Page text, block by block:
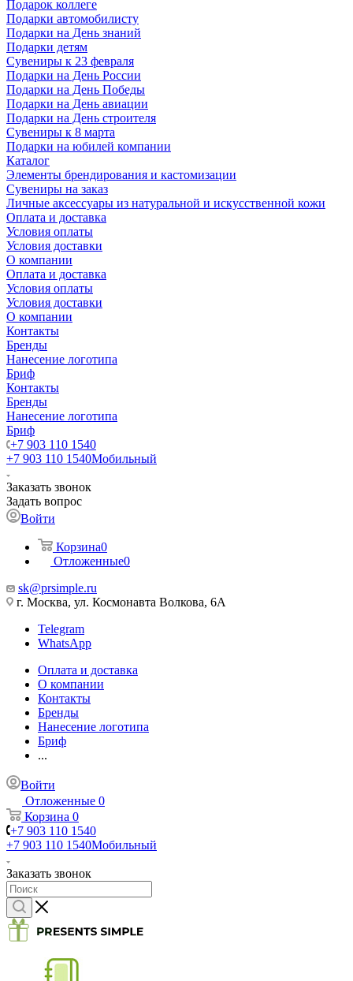
Подарок коллеге
Подарки автомобилисту
Подарки на День знаний
Подарки детям
Сувениры к 23 февраля
Подарки на День России
Подарки на День Победы
Подарки на День авиации
Подарки на День строителя
Сувениры к 8 марта
Подарки на юбилей компании
Каталог
Элементы брендирования и кастомизации
Сувениры на заказ
Личные аксессуары из натуральной и искусственной кожи
Оплата и доставка
Условия оплаты
Условия доставки
О компании
Оплата и доставка
Условия оплаты
Условия доставки
О компании
Контакты
Бренды
Нанесение логотипа
Бриф
Контакты
Бренды
Нанесение логотипа
Бриф
+7 903 110 1540
+7 903 110 1540Мобильный
Заказать звонок
Задать вопрос
Войти
Корзина0
Отложенные0
sk@prsimple.ru
г. Москва, ул. Космонавта Волкова, 6А
Telegram
WhatsApp
Оплата и доставка
О компании
Контакты
Бренды
Нанесение логотипа
Бриф
...
Войти
Отложенные 0
Корзина 0
+7 903 110 1540
+7 903 110 1540Мобильный
Заказать звонок